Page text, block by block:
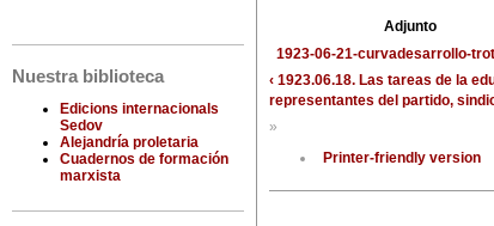
Nuestra biblioteca
Edicions internacionals
Sedov
Alejandría proletaria
Cuadernos de formación
marxista
Adjunto
1923-06-21-curvadesarrollo-
‹ 1923.06.18. Las tareas de la
representantes del partido,
»
Printer-friendly version